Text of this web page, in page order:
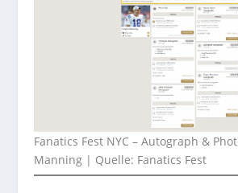
Fanatics Fest NYC – Autograph &
Manning | Quelle: Fanatics Fest